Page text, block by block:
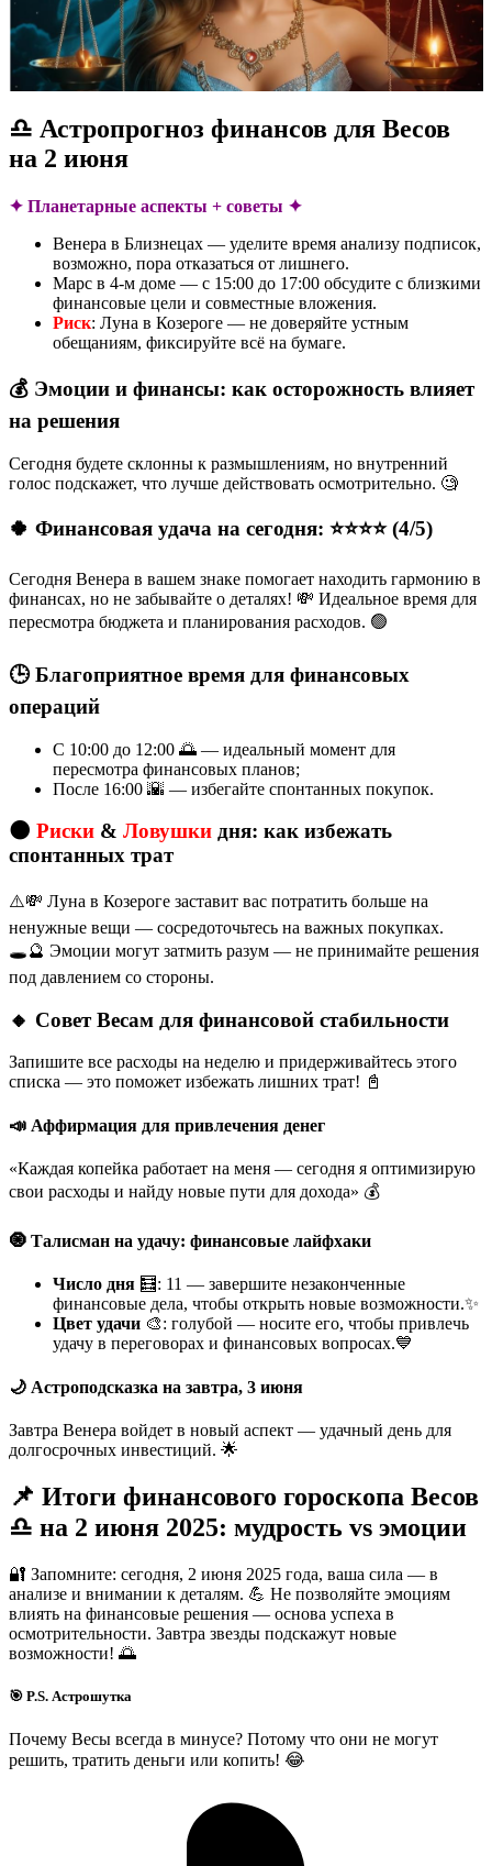
♎ Астропрогноз финансов для Весов
на 2 июня
✦ Планетарные аспекты + советы ✦
Венера в Близнецах — уделите время анализу подписок,
возможно, пора отказаться от лишнего.
Марс в 4-м доме — с 15:00 до 17:00 обсудите с близкими
финансовые цели и совместные вложения.
Риск: Луна в Козероге — не доверяйте устным
обещаниям, фиксируйте всё на бумаге.
💰 Эмоции и финансы: как осторожность влияет
на решения
Сегодня будете склонны к размышлениям, но внутренний
голос подскажет, что лучше действовать осмотрительно. 🧐
🍀 Финансовая удача на сегодня: ⭐⭐⭐⭐ (4/5)
Сегодня Венера в вашем знаке помогает находить гармонию в
финансах, но не забывайте о деталях! 💸 Идеальное время для
пересмотра бюджета и планирования расходов. 🟢
🕒 Благоприятное время для финансовых
операций
С 10:00 до 12:00 🌅 — идеальный момент для
пересмотра финансовых планов;
После 16:00 🌇 — избегайте спонтанных покупок.
🌑 Риски & Ловушки дня: как избежать
спонтанных трат
⚠️💸 Луна в Козероге заставит вас потратить больше на
ненужные вещи — сосредоточьтесь на важных покупках.
🕳️🔮 Эмоции могут затмить разум — не принимайте решения
под давлением со стороны.
🔸 Совет Весам для финансовой стабильности
Запишите все расходы на неделю и придерживайтесь этого
списка — это поможет избежать лишних трат! 📓
📣 Аффирмация для привлечения денег
«Каждая копейка работает на меня — сегодня я оптимизирую
свои расходы и найду новые пути для дохода» 💰
🧿 Талисман на удачу: финансовые лайфхаки
Число дня 🧮: 11 — завершите незаконченные
финансовые дела, чтобы открыть новые возможности.✨
Цвет удачи 🎨: голубой — носите его, чтобы привлечь
удачу в переговорах и финансовых вопросах.💙
🌙 Астроподсказка на завтра, 3 июня
Завтра Венера войдет в новый аспект — удачный день для
долгосрочных инвестиций. 🌟
📌 Итоги финансового гороскопа Весов
♎ на 2 июня 2025: мудрость vs эмоции
🔐 Запомните: сегодня, 2 июня 2025 года, ваша сила — в
анализе и внимании к деталям. 💪 Не позволяйте эмоциям
влиять на финансовые решения — основа успеха в
осмотрительности. Завтра звезды подскажут новые
возможности! 🌅
🎯 P.S. Астрошутка
Почему Весы всегда в минусе? Потому что они не могут
решить, тратить деньги или копить! 😂